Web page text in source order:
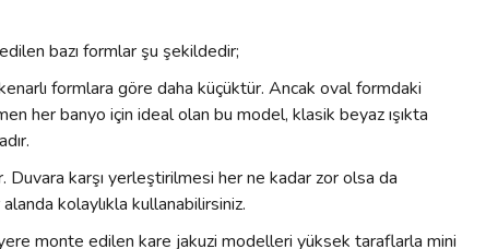
bazı formlar şu şekildedir;
formlara göre daha küçüktür. Ancak oval formdaki
her banyo için ideal olan bu model, klasik beyaz ışıkta
karşı yerleştirilmesi her ne kadar zor olsa da
kolaylıkla kullanabilirsiniz.
monte edilen kare jakuzi modelleri yüksek taraflarla mini